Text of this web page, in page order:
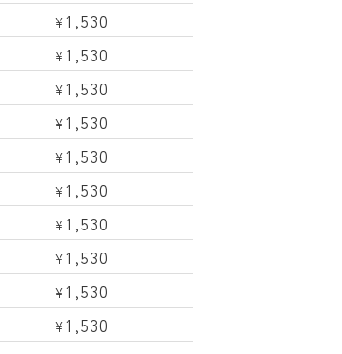
¥1,530
¥1,530
¥1,530
¥1,530
¥1,530
¥1,530
¥1,530
¥1,530
¥1,530
¥1,530